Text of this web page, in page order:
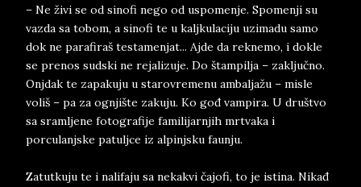
– Ne živi se od sinofi nego od uspomenje. Spomenji su
vazda sa tobom, a sinofi te u kaljkulaciju uzimadu samo
dok ne parafiraš testamenjat... Ajde da reknemo, i dokle
se prenos sudski ne rejalizuje. Do štampilja – zaključno.
Onjdak te zapakuju u starovremenu ambaljažu – misle
voliš – pa za ognjište zakuju. Ko gođ vampira. U društvo
sa sramljene fotografije familijarnjih mrtvaka i
porculanjske patuljce iz alpinjsku faunju.
Zatutkuju te i nalifaju sa nekakvi čajofi, to je istina. Nikađ